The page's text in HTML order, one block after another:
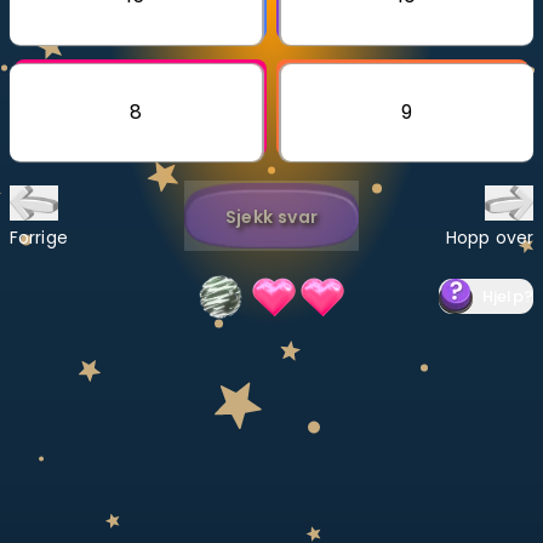
Bestill privatundervisning
Velg læreplan
Logg inn
8 9
Forrige
Sjekk svar
Hopp over
?